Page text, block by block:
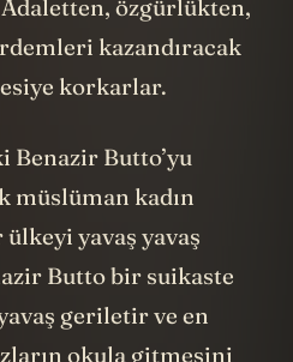
özgürlükten,
kazandıracak
korkarlar.
Benazir Butto’yu
müslüman kadın
ülkeyi yavaş yavaş
Butto bir suikaste
geriletir ve en
okula gitmesini